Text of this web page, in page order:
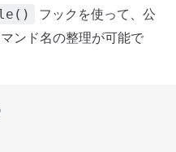
フックを使って、公
ンド名の整理が可能で